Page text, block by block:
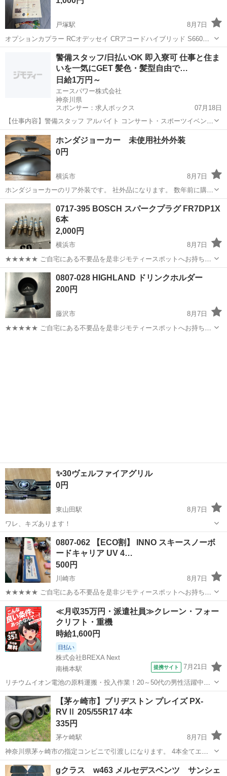
戸塚駅
8月7日
オプションカプラー RCオデッセイ CRアコードハイブリッド S660
JADE ピカイチ製
横浜市 戸塚駅 車のパーツ
警備スタッフ/日払いOK 即入寮可 仕事と住ま
いを一気にGET 髪色・髪型自由で…
日給1万円～
エースパワー株式会社
神奈川県
スポンサー：求人ボックス
07月18日
【仕事内容】警備スタッフ アルバイト コンサート・スポーツイベン
ト・展示会などのイベントや、 工事現場周辺で警備・交通誘導をして
いただきます。 経験者の方はもちろん、未経験者の方も積極的に採用
中! 難しいスキルは不要! 基本的なル...
アルバイト・パート
ホンダジョーカー 未使用社外外装
0円
横浜市
8月7日
ホンダジョーカーのリア外装です。 社外品になります。 数年前に購入
しましたが、写真の物以外のパーツを使用し、室内で未使用のまま保
管しておりました。 置き場所がなくなってきましたので、早めに引き
取り可能な方にお譲りします。 お...
神奈川 横浜市 パーツ
0717-395 BOSCH スパークプラグ FR7DP1X
6本
2,000円
横浜市
8月7日
★★★★★ ご自宅にある不要品を是非ジモティースポットへお持ち込
みしませんか？ 家電、趣味・スポーツ・レジャー用品、こども用品、
衣料服飾品、生活雑貨、家具、本、CD・DVDなどが無料でまとめて持
ち込めます！ ※詳細はこ...
神奈川 横浜市 スパークプラグ
0807-028 HIGHLAND ドリンクホルダー
200円
藤沢市
8月7日
★★★★★ ご自宅にある不要品を是非ジモティースポットへお持ち込
✨30ヴェルファイアグリル
0円
東山田駅
8月7日
ワレ、キズあります！
神奈川 川崎市 パーツ
0807-062 【ECO割】 INNO スキースノーボ
ードキャリア UV 4…
500円
川崎市
8月7日
★★★★★ ご自宅にある不要品を是非ジモティースポットへお持ち込
みしませんか？ 家電、趣味・スポーツ・レジャー用品、こども用品、
衣料服飾品、生活雑貨、家具、本、CD・DVDなどが無料でまとめて持
ち込めます！ ※詳細はこ...
神奈川 川崎市 キャリア、ラック INNO
≪月収35万円・派遣社員≫クレーン・フォー
クリフト・重機
時給1,600円
日払い
株式会社BREXA Next
南橋本駅
提携サイト 7月21日
リチウムイオン電池の原料運搬・投入作業！20～50代の男性活躍中★
ワンルーム寮完備！赴任旅費会社負担！年間休日130日★フォークリフ
ト免許お持ちの方、活躍中！就業先食堂利用可★《神奈川県相模原
市》 人気の工場のお仕事 ◇電...
神奈川 相模原市 南橋本駅 その他
【茅ヶ崎市】ブリヂストン プレイズ PX-
RVⅡ 205/55R17 4本
335円
茅ケ崎駅
8月7日
神奈川県茅ヶ崎市の指定コンビニで引渡しになります。 4本全てエア
漏れ等なく使用できてました。 【 出品内容 】 タイヤ 4本セット 【 タ
イヤ詳細 】 銘柄：ブリヂストン Playz PX-RVⅡ サイズ：...
神奈川 茅ヶ崎市 タイヤ、ホイール
gクラス w463 メルセデスベンツ サンシェ